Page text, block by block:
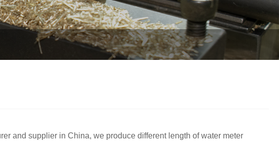
Italiano
Polski
Svenska
and supplier in China, we produce different length of water meter